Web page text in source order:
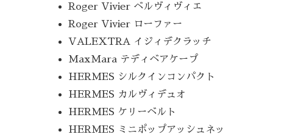
Roger Vivier ベルヴィヴィエ
Roger Vivier ローファー
VALEXTRA イジィデクラッチ
MaxMara テディベアケープ
HERMES シルクインコンパクト
HERMES カルヴィデュオ
HERMES ケリーベルト
HERMES ミニポップアッシュネッ